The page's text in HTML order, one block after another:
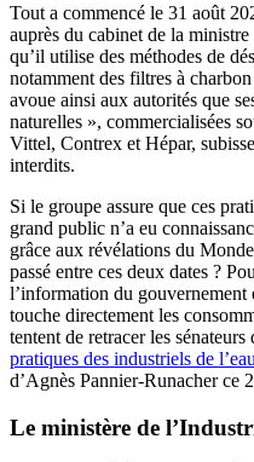
Tout a commencé le 31 août
auprès du cabinet de la
qu’il utilise des méthodes de
notamment des filtres à
avoue ainsi aux autorités que
naturelles », commercialisées
Vittel, Contrex et Hépar,
interdits.
Si le groupe assure que ces
grand public n’a eu
grâce aux révélations du
passé entre ces deux dates ?
l’information du gouvernement
touche directement les
tentent de retracer les sénateurs
pratiques des industriels de
d’Agnès Pannier-Runacher ce
Le ministère de